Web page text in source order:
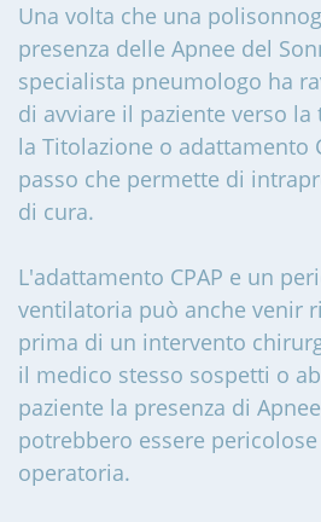
Una volta che una
presenza delle Apnee del
specialista pneumologo ha
di avviare il paziente verso
la Titolazione o adattamento
passo che permette di
di cura.
L'adattamento CPAP e un
ventilatoria può anche venir
prima di un intervento
il medico stesso sospetti o
paziente la presenza di
potrebbero essere
operatoria.